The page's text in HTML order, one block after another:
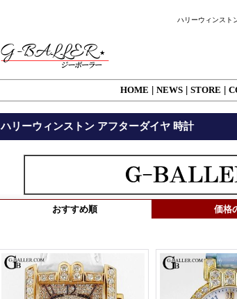
ハリーウィンストン
HOME NEWS STORE
ハリーウィンストン アフターダイヤ 時計
おすすめ順 価格